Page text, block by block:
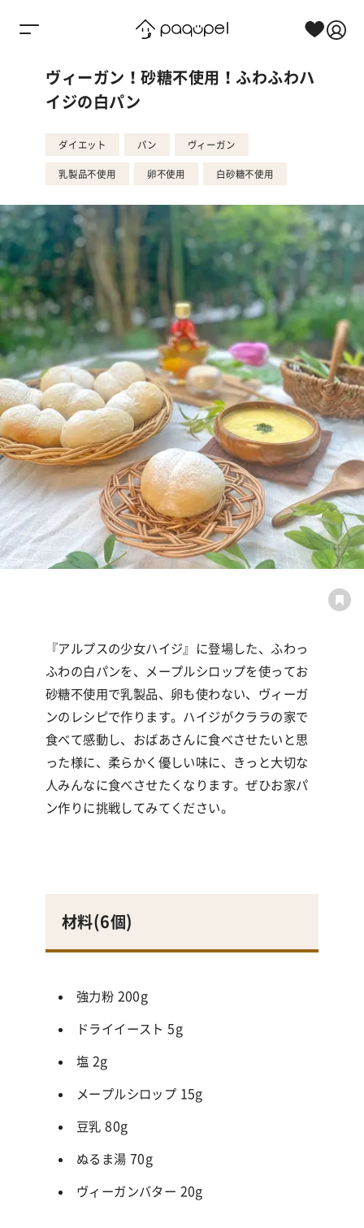
ヴィーガン！砂糖不使用！ふわふわハ
イジの白パン
ダイエット パン ヴィーガン
乳製品不使用 卵不使用 白砂糖不使用
『アルプスの少女ハイジ』に登場した、ふわっ
ふわの白パンを、メープルシロップを使ってお
砂糖不使用で乳製品、卵も使わない、ヴィーガ
ンのレシピで作ります。ハイジがクララの家で
食べて感動し、おばあさんに食べさせたいと思
った様に、柔らかく優しい味に、きっと大切な
人みんなに食べさせたくなります。ぜひお家パ
ン作りに挑戦してみてください。
材料(6個 )
強力粉 200g
ドライイースト 5g
塩 2g
メープルシロップ 15g
豆乳 80g
ぬるま湯 70g
ヴィーガンバター 20g